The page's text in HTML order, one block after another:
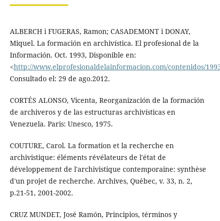
ALBERCH i FUGERAS, Ramon; CASADEMONT i DONAY,
Miquel. La formación en archivística. El profesional de la
Información. Oct. 1993, Disponible en:
<http://www.elprofesionaldelainformacion.com/contenidos/
Consultado el: 29 de ago.2012.
CORTÉS ALONSO, Vicenta, Reorganización de la formación
de archiveros y de las estructuras archivísticas en
Venezuela. Paris: Unesco, 1975.
COUTURE, Carol. La formation et la recherche en
archivistique: éléments révélateurs de l'état de
développement de l'archivistique contemporaine: synthèse
d'un projet de recherche. Archives, Québec, v. 33, n. 2,
p.21-51, 2001-2002.
CRUZ MUNDET, José Ramón, Principios, términos y